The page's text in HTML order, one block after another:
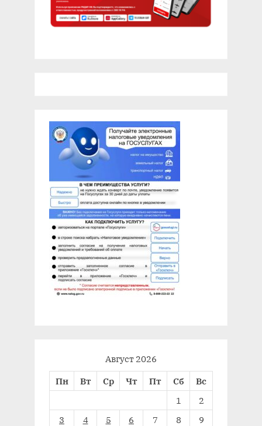
Август 2026
Пн
Вт Ср Чт Пт Сб
Вс
1
2
3
4 5 6 7 8
9